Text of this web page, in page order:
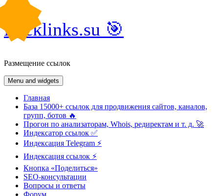
to
content
Backlinks.su 🎯
Размещение ссылок
Menu and widgets
Главная
База 15000+ ссылок для продвижения сайтов, каналов,
групп, ботов 🔥
Прогон по анализаторам, Whois, редиректам и т. д. 🚀
Индексатор ссылок ✅
Индексация Telegram ⚡️
Индексация ссылок ⚡️
Кнопка «Поделиться»
SEO-консультации
Вопросы и ответы
Форум